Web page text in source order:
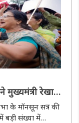
मुख्यमंत्री रेखा
के मॉनसून सत्र की
बड़ी संख्या में